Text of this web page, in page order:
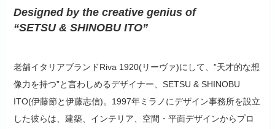
Designed by the creative genius of
“SETSU & SHINOBU ITO”
老舗イタリアブランドRiva 1920(リーヴァ)にして、”天才的な想
像力を持つ”と言わしめるデザイナー、SETSU & SHINOBU
ITO(伊藤節と伊藤志信)。1997年ミラノにデザイン事務所を設立
した彼らは、建築、インテリア、空間・平面デザインからプロ